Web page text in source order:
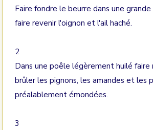
Faire fondre le beurre dans une
faire revenir l'oignon et l'ail haché.
2
Dans une poêle légèrement huilé faire
brûler les pignons, les amandes et les
préalablement émondées.
3